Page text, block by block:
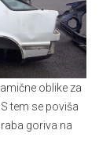
oblike za
tem se poviša
goriva na